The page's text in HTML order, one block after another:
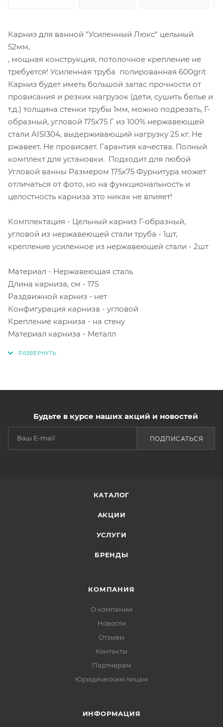
Карниз для ванной "Усиленный Люкс" цельный
52мм,
, мощная конструкция, потолочное крепление не
требуется! Усиленная труба полированная 600grit
Карниз будет иметь большой запас прочности от
провисания и резких нагрузок (дети, сушить белье и
т.д.) толщина стенки трубы 1мм, можно подрезать, Г-
образный, угловой 175x75 Г из 100% нержавеющей
стали AISI304, выдерживающий нагрузку 25 кг. Не
ржавеет. Не провисает. Гарантия качества. Полный
комплект для установки. Подходит для любой
Угловой ванны Размером 175x75 Фурнитура может
отличаться от фото, но на функциональность и
целостность карниза это никак не влияет!
Комплектация - Цельный карниз Г-образный,
угловой из нержавеющей стали труба - 1шт,
крепление усиленное из нержавеющей стали - 2шт
Материал - Нержавеющая сталь
Длина карниза, см - 175
Раздвижной карниз - нет
Конфигурация карниза - угловой
Крепление карниза - на стену
Материал карниза - Металл
Будьте в курсе наших акций и новостей
ПОДПИСАТЬСЯ
КАТАЛОГ
АКЦИИ
УСЛУГИ
БРЕНДЫ
КОМПАНИЯ
О компании
Новости
Отзывы
Контакты
Партнерам
Юридическим лицам
ИНФОРМАЦИЯ